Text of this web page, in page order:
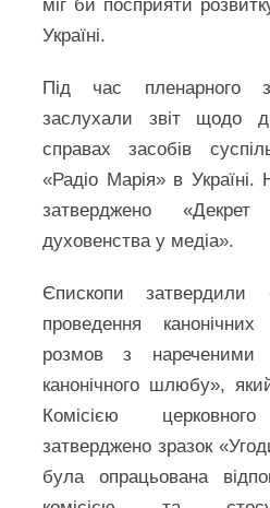
міг би посприяти
Україні.
Під час пленарного
заслухали звіт щодо
справах засобів
«Радіо Марія» в
затверджено
духовенства у медіа».
Єпископи затвердили
проведення
розмов з нареченими
канонічного шлюбу»,
Комісією
затверджено зразок
була опрацьована